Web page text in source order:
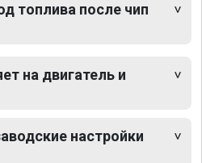
топлива после чип
на двигатель и
настройки